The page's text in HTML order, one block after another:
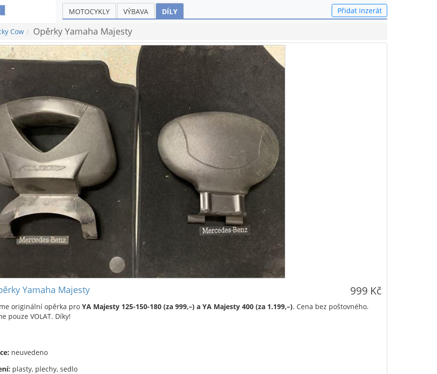
MOTOCYKLY VÝBAVA DÍLY Přidat inzerát
Cow Opěrky Yamaha Majesty
999 Kč
Yamaha Majesty
originální opěrka pro YA Majesty 125-150-180 (za 999,–) a YA Majesty 400 (za 1.199,–). Cena bez poštovného.
pouze VOLAT. Díky!
neuvedeno
plasty, plechy, sedlo